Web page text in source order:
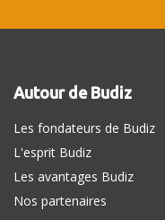
Autour de Budiz
Les fondateurs de Budiz
L'esprit Budiz
Les avantages Budiz
Nos partenaires